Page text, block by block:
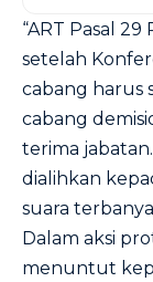
“ART Pasal
setelah
cabang harus
cabang
terima
dialihkan
suara
Dalam aksi
menuntut